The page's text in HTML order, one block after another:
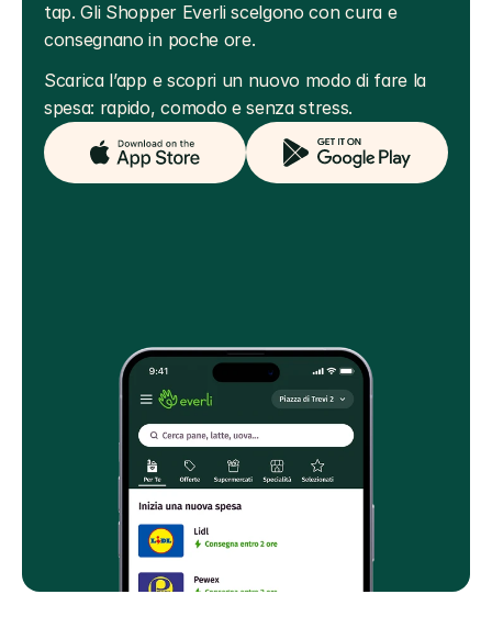
tap. Gli Shopper Everli scelgono con cura e
consegnano in poche ore.
Scarica l’app e scopri un nuovo modo di fare la
spesa: rapido, comodo e senza stress.